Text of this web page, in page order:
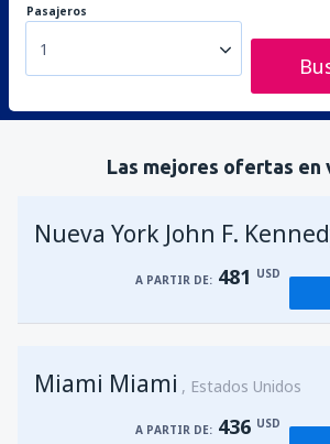
Pasajeros
1
Las mejores ofertas en
Nueva York John F.
A PARTIR DE: 481 USD
Miami Miami Estados Unidos
A PARTIR DE: 436 USD